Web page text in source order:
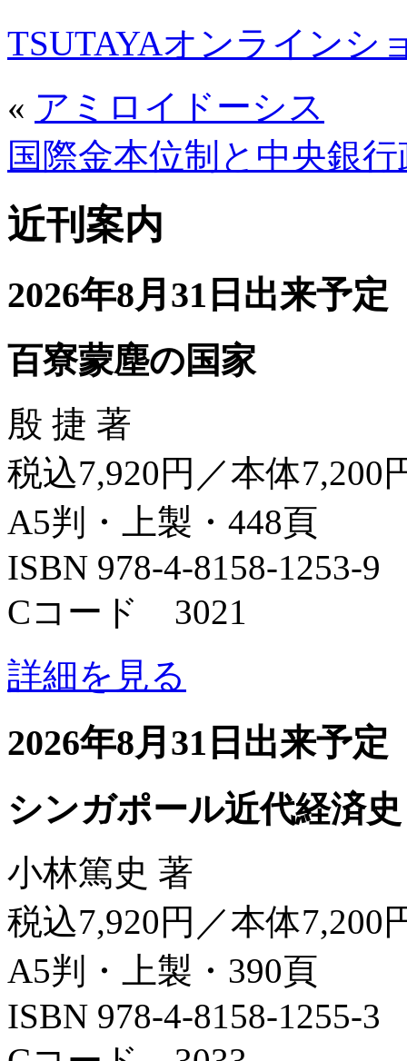
TSUTAYAオンラインシ
« アミロイドーシス
国際金本位制と中央銀
近刊案内
2026年8月31日出来予定
百寮蒙塵の国家
殷 捷 著
税込7,920円／本体7,200
A5判・上製・448頁
ISBN 978-4-8158-1253-9
Cコード 3021
詳細を見る
2026年8月31日出来予定
シンガポール近代経済史
小林篤史 著
税込7,920円／本体7,200
A5判・上製・390頁
ISBN 978-4-8158-1255-3